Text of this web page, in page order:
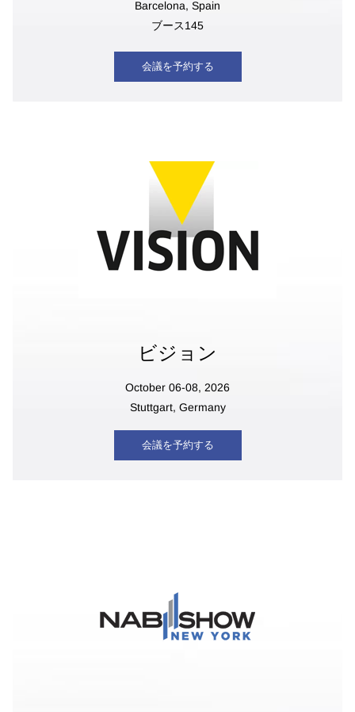
Barcelona, Spain
ブース145
会議を予約する
ビジョン
October 06-08, 2026
Stuttgart, Germany
会議を予約する